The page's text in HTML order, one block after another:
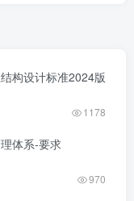
构设计标准2024版
1178
体系-要求
970